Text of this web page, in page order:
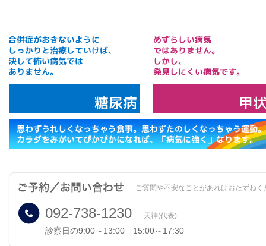
ご質問や不安なことがあればおたずねく
092-738-1230 天神(代表)
診察日の9:00～13:00 15:00～17:30